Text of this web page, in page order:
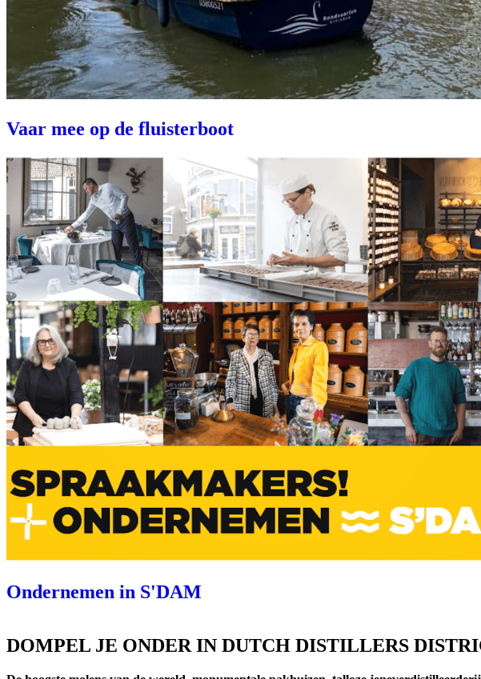
Vaar mee op de fluisterboot
Ondernemen in S'DAM
DOMPEL JE ONDER IN DUTCH DISTILLERS